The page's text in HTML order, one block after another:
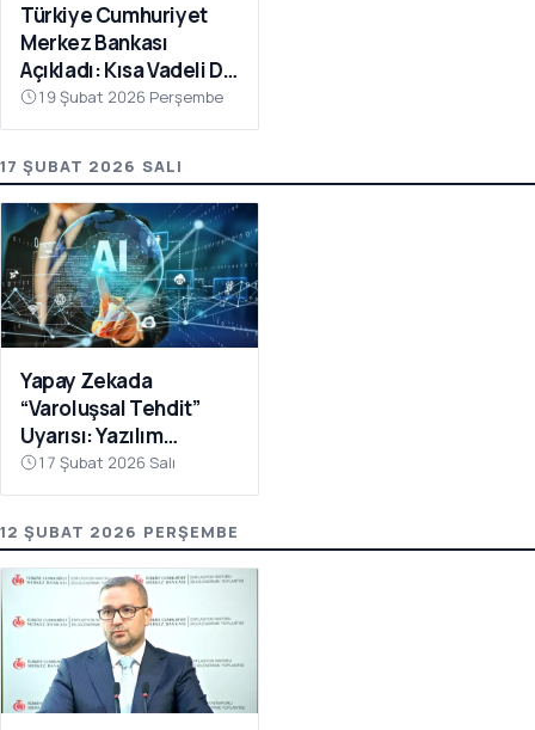
Türkiye Cumhuriyet
Merkez Bankası
Açıkladı: Kısa Vadeli Dış
Borç 225,4 Milyar
Dolara Yükseldi
19 Şubat 2026 Perşembe
17 ŞUBAT 2026 SALI
Yapay Zekada
“Varoluşsal Tehdit”
Uyarısı: Yazılım
Hisselerinde Sert
Dalgalanma
17 Şubat 2026 Salı
12 ŞUBAT 2026 PERŞEMBE